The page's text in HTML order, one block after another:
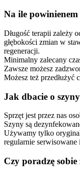
Na ile powinienem
Długość terapii zależy
głębokości zmian w
regeneracji.
Minimalny zalecany
Zawsze możesz
Możesz też przedłużyć
Jak dbacie o
Sprzęt jest przez nas
Szyny są
Używamy tylko
regularnie serwisowane
Czy poradzę sobie